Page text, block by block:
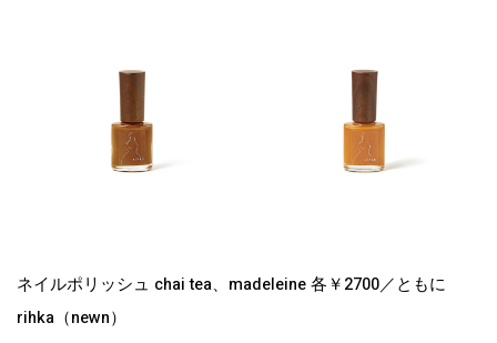
ネイルポリッシュ chai tea、madeleine 各￥2700／ともに
rihka（newn）